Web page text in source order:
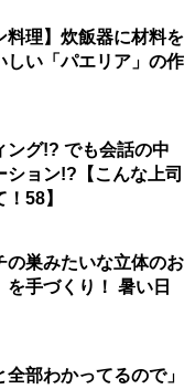
料理】炊飯器に材料を
しい「パエリア」の作
ング!? でも会話の中
ョン!?【こんな上司
！58】
の巣みたいな立体のお
手づくり！ 暑い日
全部わかってるので」